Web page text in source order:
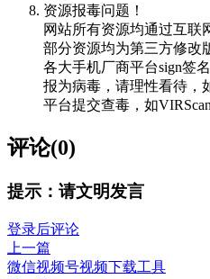
资源报毒问题！
网站所有资源均通过互联
部分资源均为第三方修改
各大手机厂商平台sign签
报为病毒，请理性看待，
平台提交查毒，如VIRScan
评论(0)
提示：请文明发言
登录后评论
上一篇
微信视频号视频下载工具